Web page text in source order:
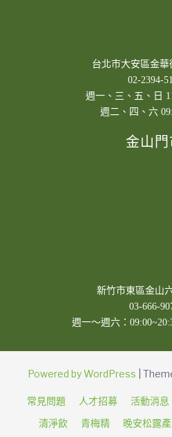
台北市大安區金華
02-2394-
週一、三、五、日
週二、四、六
金山門
新竹市東區金山
03-666-
週一～週六：
Powered by WordPress |
常見問題 人才招募 活動消息
清淨飲
青梅精 晚安松露